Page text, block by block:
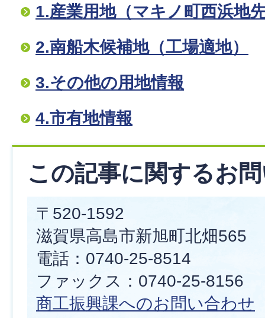
1.産業用地（マキノ町西浜地
2.南船木候補地（工場適地）
3.その他の用地情報
4.市有地情報
この記事に関するお
〒520-1592
滋賀県高島市新旭町北畑565
電話：0740-25-8514
ファックス：0740-25-8156
商工振興課へのお問い合わせ